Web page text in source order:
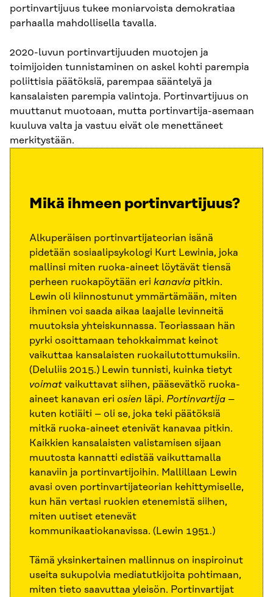
portinvartijuus tukee moniarvoista demokratiaa
parhaalla mahdollisella tavalla.
2020-luvun portinvartijuuden muotojen ja
toimijoiden tunnistaminen on askel kohti parempia
poliittisia päätöksiä, parempaa sääntelyä ja
kansalaisten parempia valintoja. Portinvartijuus on
muuttanut muotoaan, mutta portinvartija-asemaan
kuuluva valta ja vastuu eivät ole menettäneet
merkitystään.
Mikä ihmeen portinvartijuus?
Alkuperäisen portinvartijateorian isänä
pidetään sosiaalipsykologi Kurt Lewinia, joka
mallinsi miten ruoka-aineet löytävät tiensä
perheen ruokapöytään eri kanavia pitkin.
Lewin oli kiinnostunut ymmärtämään, miten
ihminen voi saada aikaa laajalle levinneitä
muutoksia yhteiskunnassa. Teoriassaan hän
pyrki osoittamaan tehokkaimmat keinot
vaikuttaa kansalaisten ruokailutottumuksiin.
(Deluliis 2015.) Lewin tunnisti, kuinka tietyt
voimatvaikuttavat siihen, pääsevätkö ruoka-
aineet kanavan eri osien läpi. Portinvartija –
kuten kotiäiti – oli se, joka teki päätöksiä
mitkä ruoka-aineet etenivät kanavaa pitkin.
Kaikkien kansalaisten valistamisen sijaan
muutosta kannatti edistää vaikuttamalla
kanaviin ja portinvartijoihin. Mallillaan Lewin
avasi oven portinvartijateorian kehittymiselle,
kun hän vertasi ruokien etenemistä siihen,
miten uutiset etenevät
kommunikaatiokanavissa. (Lewin 1951.)
Tämä yksinkertainen mallinnus on inspiroinut
useita sukupolvia mediatutkijoita pohtimaan,
miten tieto saavuttaa yleisön. Portinvartijat